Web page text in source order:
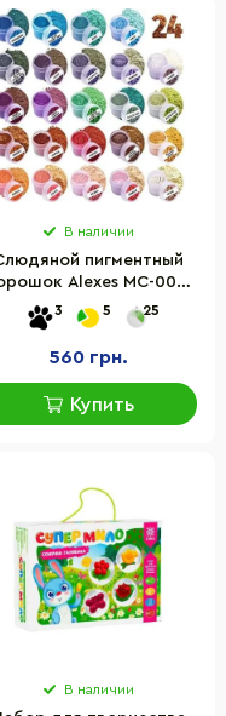
В наличии
пигментный
Alexes MC-002,
24 банки по 2,8 грамм
3 5 25
560 грн.
Купить
В наличии